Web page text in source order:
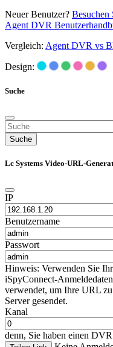
Neuer Benutzer? Besuchen
Agent DVR
Vergleich: Agent DVR vs
Design:
Suche
Suche
Lc Systems Video-URL-
IP
Benutzername
Passwort
Hinweis: Verwenden Sie
iSpyConnect-
verwendet, um Ihre URL
Server gesendet.
Kanal
denn, Sie haben einen